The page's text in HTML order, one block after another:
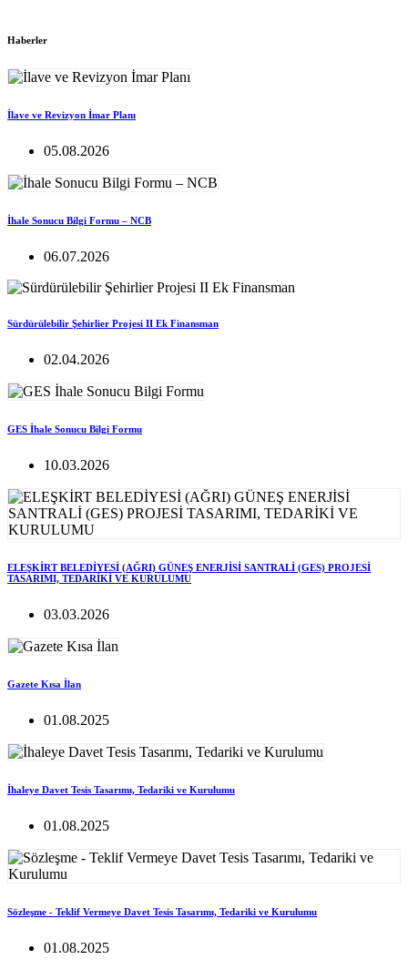
Haberler
İlave ve Revizyon İmar Planı
05.08.2026
İhale Sonucu Bilgi Formu – NCB
06.07.2026
Sürdürülebilir Şehirlier Projesi II Ek Finansman
02.04.2026
GES İhale Sonucu Bilgi Formu
10.03.2026
ELEŞKİRT BELEDİYESİ (AĞRI) GÜNEŞ ENERJİSİ SANTRALİ (GES) PROJESİ
TASARIMI, TEDARİKİ VE KURULUMU
03.03.2026
Gazete Kısa İlan
01.08.2025
İhaleye Davet Tesis Tasarımı, Tedariki ve Kurulumu
01.08.2025
Sözleşme - Teklif Vermeye Davet Tesis Tasarımı, Tedariki ve Kurulumu
01.08.2025